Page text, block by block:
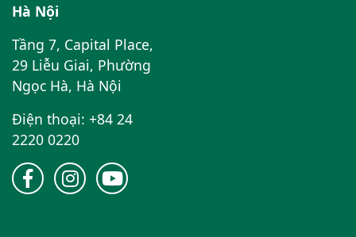
Hà Nội
Tầng 7, Capital Place,
29 Liễu Giai, Phường
Ngọc Hà, Hà Nội
Điện thoại: +84 24
2220 0220